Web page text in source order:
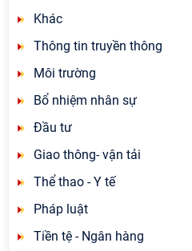
Khác
Thông tin truyền thông
Môi trường
Bổ nhiệm nhân sự
Đầu tư
Giao thông- vận tải
Thể thao - Y tế
Pháp luật
Tiền tệ - Ngân hàng